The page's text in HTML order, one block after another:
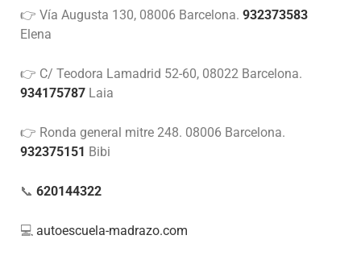
👉 Vía Augusta 130, 08006 Barcelona. 932373583
Elena
👉 C/ Teodora Lamadrid 52-60, 08022 Barcelona.
934175787 Laia
👉 Ronda general mitre 248. 08006 Barcelona.
932375151 Bibi
📞 620144322
💻 autoescuela-madrazo.com